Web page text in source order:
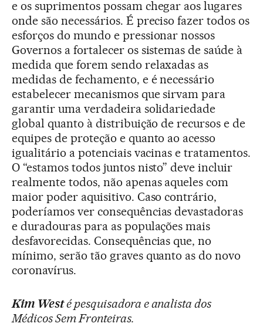
e os suprimentos possam chegar aos lugares
onde são necessários. É preciso fazer todos os
esforços do mundo e pressionar nossos
Governos a fortalecer os sistemas de saúde à
medida que forem sendo relaxadas as
medidas de fechamento, e é necessário
estabelecer mecanismos que sirvam para
garantir uma verdadeira solidariedade
global quanto à distribuição de recursos e de
equipes de proteção e quanto ao acesso
igualitário a potenciais vacinas e tratamentos.
O “estamos todos juntos nisto” deve incluir
realmente todos, não apenas aqueles com
maior poder aquisitivo. Caso contrário,
poderíamos ver consequências devastadoras
e duradouras para as populações mais
desfavorecidas. Consequências que, no
mínimo, serão tão graves quanto as do novo
coronavírus.
Kim Westé pesquisadora e analista dos
Médicos Sem Fronteiras.